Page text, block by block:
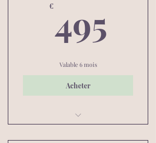
€495
Valable 6 mois
Acheter